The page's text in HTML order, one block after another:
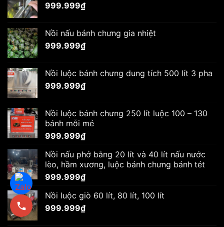
999.999₫
Nồi nấu bánh chưng gia nhiệt
999.999₫
Nồi luộc bánh chưng dung tích 500 lít 3 pha
999.999₫
Nồi luộc bánh chưng 250 lít luộc 100 – 130
bánh mỗi mẻ
999.999₫
Nồi nấu phở bằng 20 lít và 40 lít nấu nước
lèo, hầm xương, luộc bánh chưng bánh tét
999.999₫
Nồi luộc giò 60 lít, 80 lít, 100 lít
999.999₫